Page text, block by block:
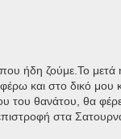
που ήδη ζούμε.Το
και στο δικό μου
του θανάτου, θα
στα